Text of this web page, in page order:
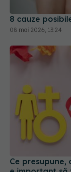
Ce
e important
lipsa de
transformă
07 aug 2023, 14:11